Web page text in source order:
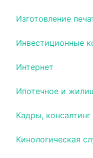
Изготовление
Инвестиционные
Интернет
Ипотечное и
Кадры, консалтинг
Кинологическая